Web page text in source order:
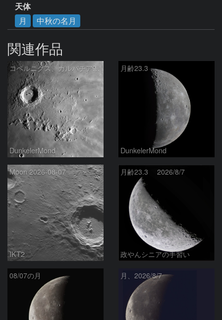
天体
月
中秋の名月
関連作品
コペルニクス、カルパチア山脈付近
DunkelerMond
月齢23.3
DunkelerMond
Moon 2026-08-07
IKT2
月齢23.3 2026/8/7
政やんシニアの手習い
08/07の月 月、2026/8/7